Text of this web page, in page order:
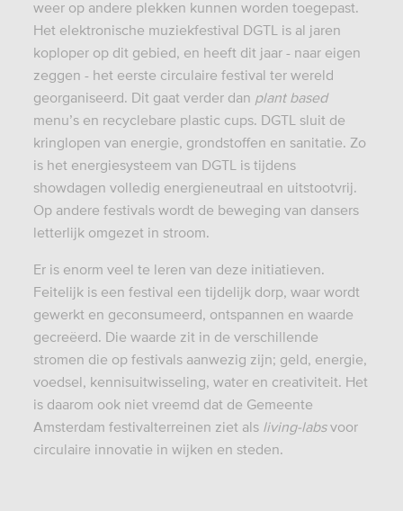
weer op andere plekken kunnen worden toegepast.
Het elektronische muziekfestival DGTL is al jaren
koploper op dit gebied, en heeft dit jaar - naar eigen
zeggen - het eerste circulaire festival ter wereld
georganiseerd. Dit gaat verder dan plant based
menu’s en recyclebare plastic cups. DGTL sluit de
kringlopen van energie, grondstoffen en sanitatie. Zo
is het energiesysteem van DGTL is tijdens
showdagen volledig energieneutraal en uitstootvrij.
Op andere festivals wordt de beweging van dansers
letterlijk omgezet in stroom.
Er is enorm veel te leren van deze initiatieven.
Feitelijk is een festival een tijdelijk dorp, waar wordt
gewerkt en geconsumeerd, ontspannen en waarde
gecreëerd. Die waarde zit in de verschillende
stromen die op festivals aanwezig zijn; geld, energie,
voedsel, kennisuitwisseling, water en creativiteit. Het
is daarom ook niet vreemd dat de Gemeente
Amsterdam festivalterreinen ziet als living-labsvoor
circulaire innovatie in wijken en steden.